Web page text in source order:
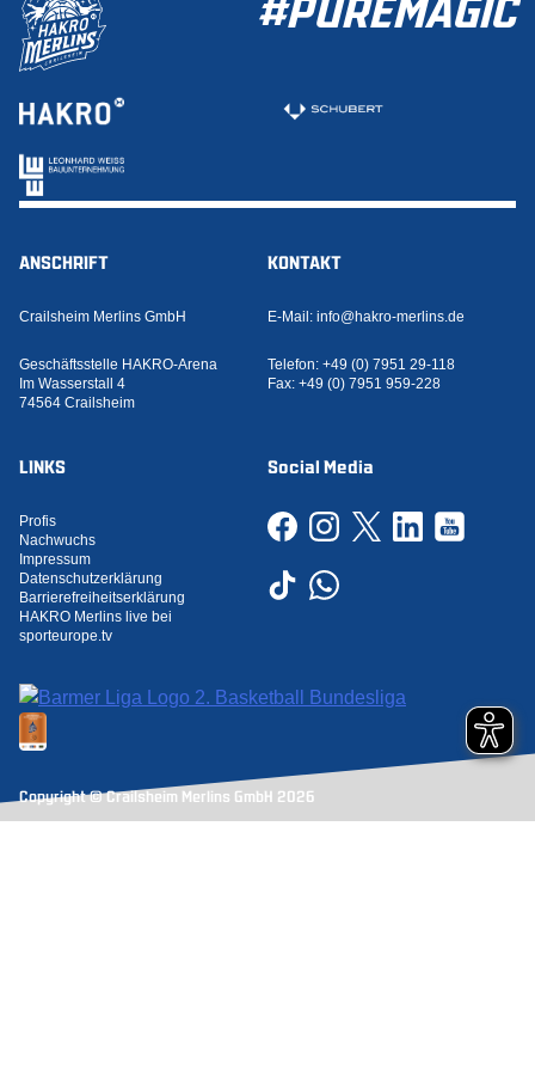
ANSCHRIFT
Crailsheim Merlins GmbH
Geschäftsstelle HAKRO-Arena
Im Wasserstall 4
74564 Crailsheim
KONTAKT
E-Mail: info@hakro-merlins.de
Telefon: +49 (0) 7951 29-118
Fax: +49 (0) 7951 959-228
LINKS
Profis
Nachwuchs
Impressum
Datenschutzerklärung
Barrierefreiheitserklärung
HAKRO Merlins live bei
sporteurope.tv
Social Media
Copyright © Crailsheim Merlins GmbH 2026